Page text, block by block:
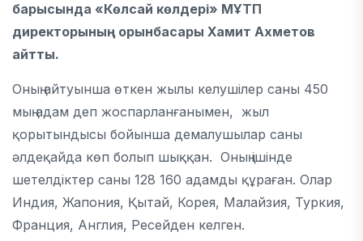
барысында «Көлсай көлдері» МҰТП
директорының орынбасары Хамит Ахметов
айтты.
Оның айтуынша өткен жылы келушілер саны 450
мың адам деп жоспарланғанымен, жыл
қорытындысы бойынша демалушылар саны
әлдеқайда көп болып шыққан. Оның ішінде
шетелдіктер саны 128 160 адамды құраған. Олар
Индия, Жапония, Қытай, Корея, Малайзия, Туркия,
Франция, Англия, Ресейден келген.